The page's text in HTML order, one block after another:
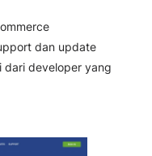
dan update
dari developer yang